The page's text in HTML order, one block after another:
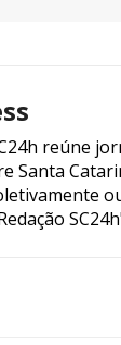
reúne
Santa